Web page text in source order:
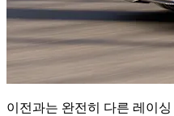
이전과는 완전히 다른 레이싱